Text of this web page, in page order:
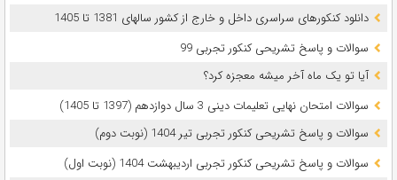
دانلود کنکورهای سراسری داخل و خارج از کشور سالهای 1381 تا 1405
سوالات و پاسخ تشریحی کنکور تجربی 99
آیا تو یک ماه آخر میشه معجزه کرد؟
سوالات امتحان نهایی تعلیمات دینی 3 سال دوازدهم (1397 تا 1405)
سوالات و پاسخ تشریحی کنکور تجربی تیر 1404 (نوبت دوم)
سوالات و پاسخ تشریحی کنکور تجربی اردیبهشت 1404 (نوبت اول)